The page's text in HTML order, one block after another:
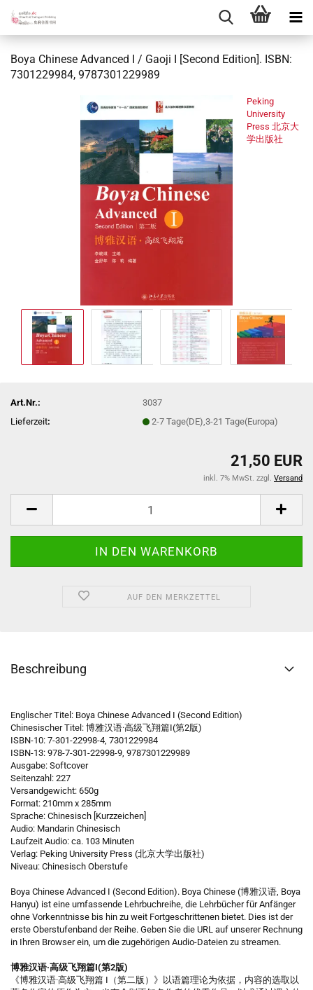
Boya Chinese Advanced I / Gaoji I [Second Edition]. ISBN:
7301229984, 9787301229989
Peking
University
Press 北京大
学出版社
Art.Nr.:
3037
Lieferzeit: 2-7 Tage(DE),3-21 Tage(Europa)
21,50 EUR
inkl. 7% MwSt. zzgl. Versand
AUF DEN MERKZETTEL
Beschreibung
Englischer Titel: Boya Chinese Advanced I (Second Edition)
Chinesischer Titel: 博雅汉语·高级飞翔篇I(第2版)
ISBN-10: 7-301-22998-4, 7301229984
ISBN-13: 978-7-301-22998-9, 9787301229989
Ausgabe: Softcover
Seitenzahl: 227
Versandgewicht: 650g
Format: 210mm x 285mm
Sprache: Chinesisch [Kurzzeichen]
Audio: Mandarin Chinesisch
Laufzeit Audio: ca. 103 Minuten
Verlag: Peking University Press (北京大学出版社)
Niveau: Chinesisch Oberstufe
Boya Chinese Advanced I (Second Edition). Boya Chinese (博雅汉语, Boya
Hanyu) ist eine umfassende Lehrbuchreihe, die Lehrbücher für Anfänger
ohne Vorkenntnisse bis hin zu weit Fortgeschrittenen bietet. Dies ist der
erste Oberstufenband der Reihe. Geben Sie die URL auf unserer Rechnung
in Ihren Browser ein, um die zugehörigen Audio-Dateien zu streamen.
博雅汉语·高级飞翔篇I(第2版)
《博雅汉语·高级飞翔篇 I（第二版）》以语篇理论为依据，内容的选取以